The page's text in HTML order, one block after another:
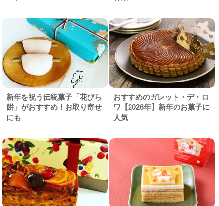
新年を祝う伝統菓子「花びら
餅」がおすすめ！お取り寄せ
にも
おすすめのガレット・デ・ロ
ワ【2026年】新年のお菓子に
人気